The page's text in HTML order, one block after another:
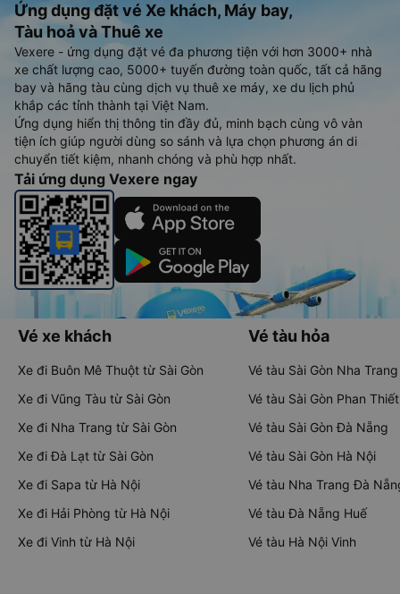
Ứng dụng đặt vé Xe khách, Máy bay,
Tàu hoả và Thuê xe
Vexere - ứng dụng đặt vé đa phương tiện với hơn 3000+ nhà
xe chất lượng cao, 5000+ tuyến đường toàn quốc, tất cả hãng
bay và hãng tàu cùng dịch vụ thuê xe máy, xe du lịch phủ
khắp các tỉnh thành tại Việt Nam.
Ứng dụng hiển thị thông tin đầy đủ, minh bạch cùng vô vàn
tiện ích giúp người dùng so sánh và lựa chọn phương án di
chuyển tiết kiệm, nhanh chóng và phù hợp nhất.
Tải ứng dụng Vexere ngay
Vé xe khách
Xe đi Buôn Mê Thuột từ Sài Gòn
Xe đi Vũng Tàu từ Sài Gòn
Xe đi Nha Trang từ Sài Gòn
Xe đi Đà Lạt từ Sài Gòn
Xe đi Sapa từ Hà Nội
Xe đi Hải Phòng từ Hà Nội
Xe đi Vinh từ Hà Nội
Vé tàu hỏa
Vé tàu Sài Gòn Nha Trang
Vé tàu Sài Gòn Phan Thiết
Vé tàu Sài Gòn Đà Nẵng
Vé tàu Sài Gòn Hà Nội
Vé tàu Nha Trang Đà
Vé tàu Đà Nẵng Huế
Vé tàu Hà Nội Vinh